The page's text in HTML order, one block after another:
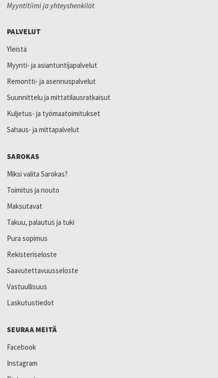
Myyntitiimi ja yhteyshenkilöt
PALVELUT
Yleistä
Myynti- ja asiantuntijapalvelut
Remontti- ja asennuspalvelut
Suunnittelu ja mittatilausratkaisut
Kuljetus- ja työmaatoimitukset
Sahaus- ja mittapalvelut
SAROKAS
Miksi valita Sarokas?
Toimitus ja nouto
Maksutavat
Takuu, palautus ja tuki
Pura sopimus
Rekisteriseloste
Saavutettavuusseloste
Vastuullisuus
Laskutustiedot
SEURAA MEITÄ
Facebook
Instagram